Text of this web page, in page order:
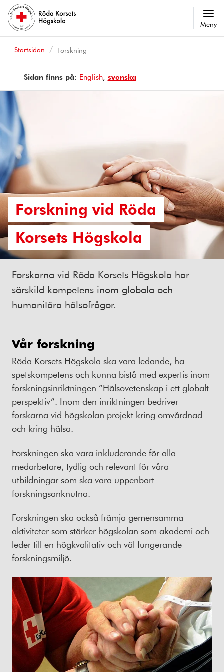
Meny
Startsidan Forskning
Sidan finns på: Page
is
English Sidan
finns
svenska
Forskning vid Röda
Korsets Högskola
Forskarna vid Röda Korsets Högskola har
särskild kompetens inom globala och
humanitära hälsofrågor.
Vår forskning
Röda Korsets Högskola ska vara ledande, ha
spetskompetens och kunna bistå med expertis inom
forskningsinriktningen ”Hälsovetenskap i ett globalt
perspektiv”. Inom den inriktningen bedriver
forskarna vid högskolan projekt kring omvårdnad
och kring hälsa.
Forskningen ska vara inkluderande för alla
medarbetare, tydlig och relevant för våra
utbildningar som ska vara uppenbart
forskningsanknutna.
Forskningen ska också främja gemensamma
aktiviteter som stärker högskolan som akademi och
leder till en högkvalitativ och väl fungerande
forskningsmiljö.